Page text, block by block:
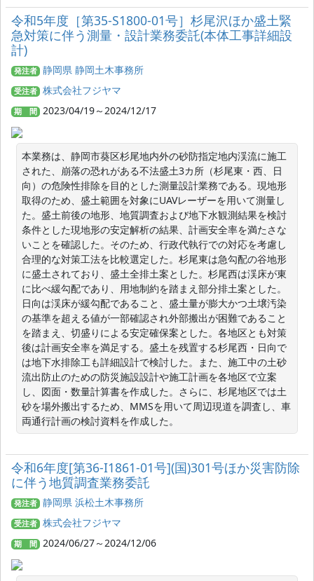
令和5年度［第35-S1800-01号］杉尾沢ほか盛土緊
急対策に伴う測量・設計業務委託(本体工事詳細設
計)
発注者 静岡県 静岡土木事務所
受注者 株式会社フジヤマ
期 間 2023/04/19～2024/12/17
本業務は、静岡市葵区杉尾地内外の砂防指定地内渓流に施工
された、崩落の恐れがある不法盛土3カ所（杉尾東・西、日
向）の危険性排除を目的とした測量設計業務である。現地形
取得のため、盛土範囲を対象にUAVレーザーを用いて測量し
た。盛土前後の地形、地質調査および地下水観測結果を検討
条件とした現地形の安定解析の結果、計画安全率を満たさな
いことを確認した。そのため、行政代執行での対応を考慮し
合理的な対策工法を比較選定した。杉尾東は急勾配の谷地形
に盛土されており、盛土全排土案とした。杉尾西は渓床が東
に比べ緩勾配であり、用地制約を踏まえ部分排土案とした。
日向は渓床が緩勾配であること、盛土量が膨大かつ土壌汚染
の基準を超える値が一部確認され外部搬出が困難であること
を踏まえ、切盛りによる安定確保案とした。各地区とも対策
後は計画安全率を満足する。盛土を残置する杉尾西・日向で
は地下水排除工も詳細設計で検討した。また、施工中の土砂
流出防止のための防災施設設計や施工計画を各地区で立案
し、図面・数量計算書を作成した。さらに、杉尾地区では土
砂を場外搬出するため、MMSを用いて周辺現道を調査し、車
両通行計画の検討資料を作成した。
令和6年度[第36-I1861-01号](国)301号ほか災害防除
に伴う地質調査業務委託
発注者 静岡県 浜松土木事務所
受注者 株式会社フジヤマ
期 間 2024/06/27～2024/12/06